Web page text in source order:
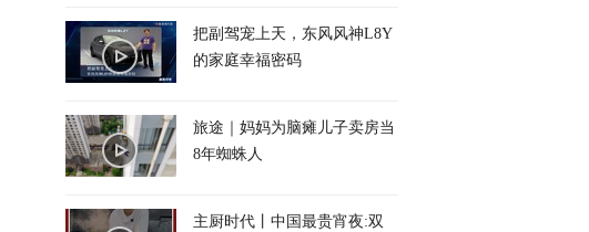
把副驾宠上天，东风风神L8Y
的家庭幸福密码
旅途｜妈妈为脑瘫儿子卖房当
8年蜘蛛人
主厨时代丨中国最贵宵夜:双